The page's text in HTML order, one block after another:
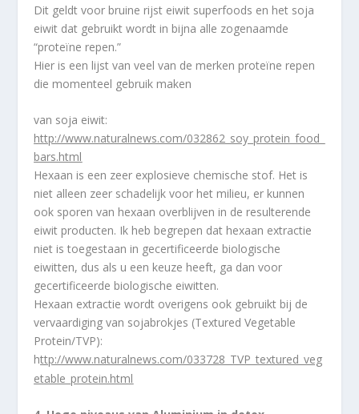
Dit geldt voor bruine rijst eiwit superfoods en het soja
eiwit dat gebruikt wordt in bijna alle zogenaamde
“proteïne repen.”
Hier is een lijst van veel van de merken proteïne repen
die momenteel gebruik maken
van soja eiwit:
http://www.naturalnews.com/032862_soy_protein_food_
bars.html
Hexaan is een zeer explosieve chemische stof. Het is
niet alleen zeer schadelijk voor het milieu, er kunnen
ook sporen van hexaan overblijven in de resulterende
eiwit producten. Ik heb begrepen dat hexaan extractie
niet is toegestaan in gecertificeerde biologische
eiwitten, dus als u een keuze heeft, ga dan voor
gecertificeerde biologische eiwitten.
Hexaan extractie wordt overigens ook gebruikt bij de
vervaardiging van sojabrokjes (Textured Vegetable
Protein/TVP):
http://www.naturalnews.com/033728_TVP_textured_veg
etable_protein.html